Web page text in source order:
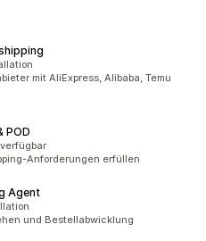
mit AliExpress, Alibaba, Temu
POD
Anforderungen erfüllen
Agent
und Bestellabwicklung